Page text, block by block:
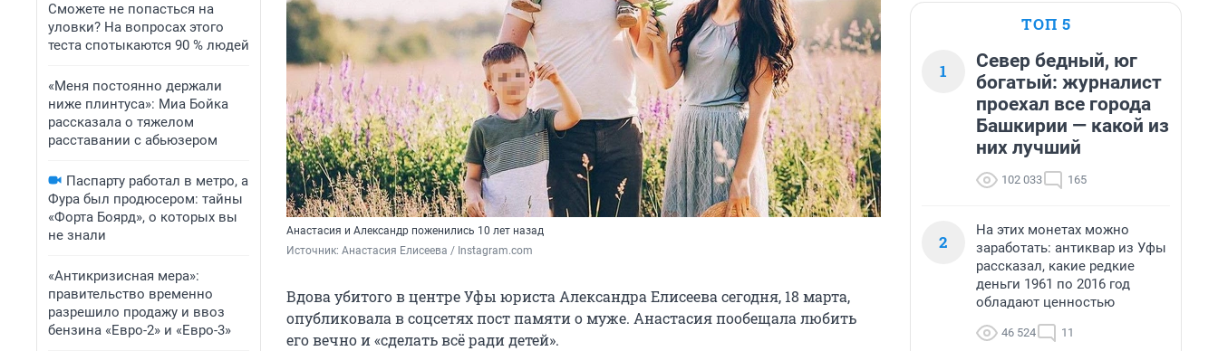
Сможете не попасться на
уловки? На вопросах этого
теста спотыкаются 90 % людей
«Меня постоянно держали
ниже плинтуса»: Миа Бойка
рассказала о тяжелом
расставании с абьюзером
Паспарту работал в метро, а
Фура был продюсером: тайны
«Форта Боярд», о которых вы
не знали
«Антикризисная мера»:
правительство временно
разрешило продажу и ввоз
бензина «Евро-2» и «Евро-3»
Анастасия и Александр поженились 10 лет назад
Источник: Анастасия Елисеева / Instagram.com
Вдова убитого в центре Уфы юриста Александра Елисеева сегодня, 18 марта,
опубликовала в соцсетях пост памяти о муже. Анастасия пообещала любить
его вечно и «сделать всё ради детей».
ТОП 5
1
Север бедный, юг
богатый: журналист
проехал все города
Башкирии — какой из
них лучший
102 033 165
2
На этих монетах можно
заработать: антиквар из Уфы
рассказал, какие редкие
деньги 1961 по 2016 год
обладают ценностью
46 524 11